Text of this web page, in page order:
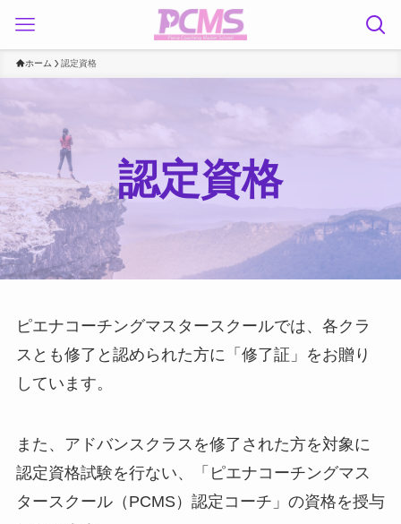
ホーム 認定資格
認定資格
ピエナコーチングマスタースクールでは、各クラ
スとも修了と認められた方に「修了証」をお贈り
しています。
また、アドバンスクラスを修了された方を対象に
認定資格試験を行ない、「ピエナコーチングマス
タースクール（PCMS）認定コーチ」の資格を授与